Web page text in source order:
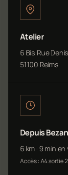
Atelier
6 Bis Rue
51100 Reims
Depuis
6 km · 9 min
Accès : A4 sortie